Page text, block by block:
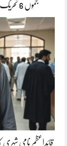
جموں 6 تحریک شاد باد کا عبدالخطیب چودھری کی حمایت کا اعلان
قائداعظم نامی شہری